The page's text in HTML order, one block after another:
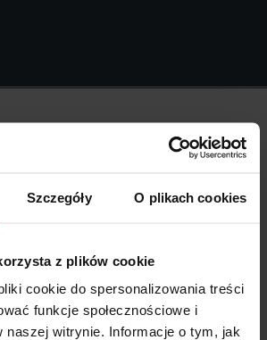
Szczegóły O plikach cookies
z plików cookie
cookie do spersonalizowania treści
funkcje społecznościowe i
naszej witrynie. Informacje o tym, jak
ceny i duży wybór sportowych